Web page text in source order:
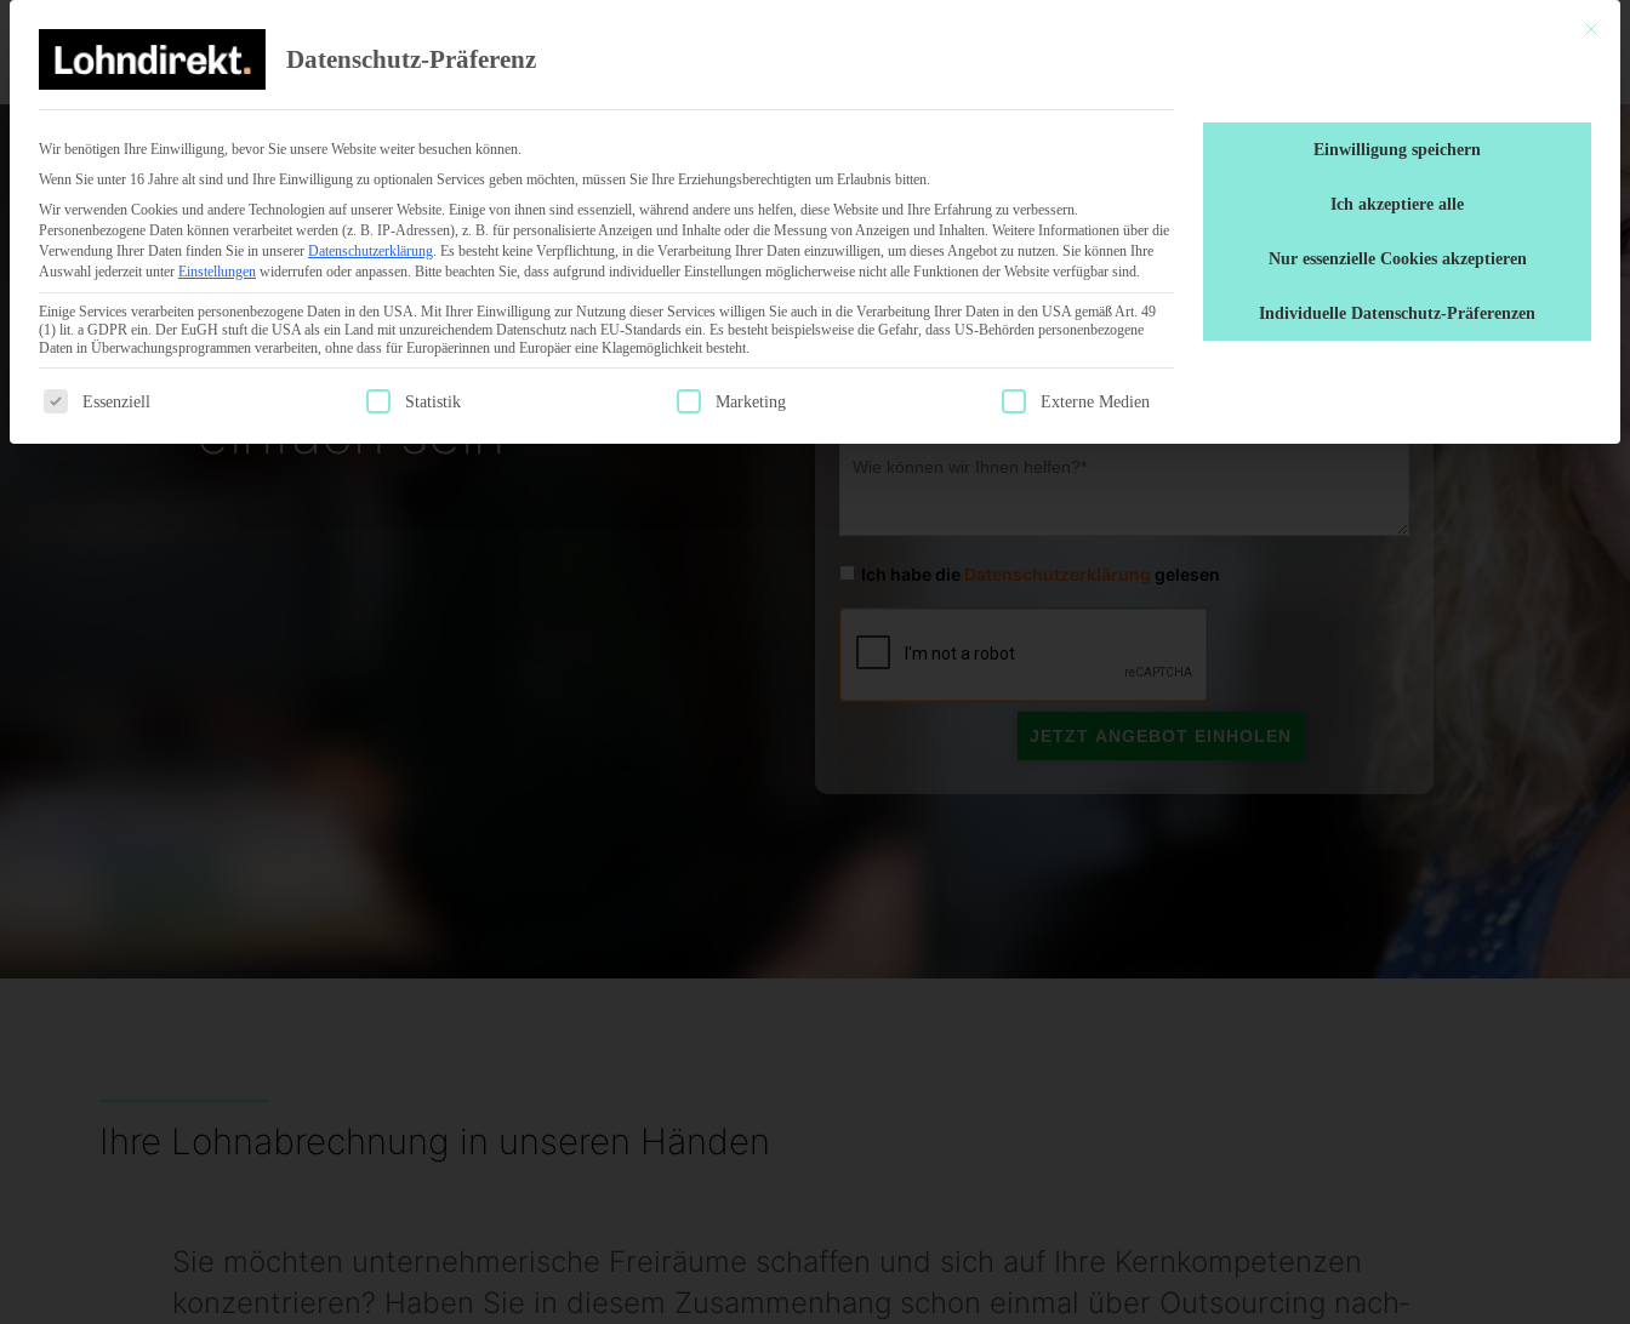
LOHN­AB­RECHNUNG – WIE GEHT´S EXTERN?
Lohn­buch­haltung out­
sourcen kann so
einfach sein
ANGEBOT ANFORDERN
Ich habe die Datenschutzerklärung gelesen
Ihre Lohn­ab­rechnung in unseren Händen
Sie möchten unter­nehmer­ische Frei­räume schaffen und sich auf Ihre Kern­kompetenzen
konzen­trieren? Haben Sie in diesem Zusammen­hang schon einmal über Out­sourcing nach­
Mit
Datenschutz-Präferenz
Wir benötigen Ihre Einwilligung, bevor Sie unsere Website weiter besuchen können.
Wenn Sie unter 16 Jahre alt sind und Ihre Einwilligung zu optionalen Services geben möchten, müssen Sie Ihre Erziehungsberechtigten um Erlaubnis bitten.
Wir verwenden Cookies und andere Technologien auf unserer Website. Einige von ihnen sind essenziell, während andere uns helfen, diese Website und Ihre Erfahrung zu verbessern.
Personenbezogene Daten können verarbeitet werden (z. B. IP-Adressen), z. B. für personalisierte Anzeigen und Inhalte oder die Messung von Anzeigen und Inhalten. Weitere Informationen über die
Verwendung Ihrer Daten finden Sie in unserer Datenschutzerklärung. Es besteht keine Verpflichtung, in die Verarbeitung Ihrer Daten einzuwilligen, um dieses Angebot zu nutzen. Sie können Ihre
Auswahl jederzeit unter Einstellungen widerrufen oder anpassen. Bitte beachten Sie, dass aufgrund individueller Einstellungen möglicherweise nicht alle Funktionen der Website verfügbar sind.
Einige Services verarbeiten personenbezogene Daten in den USA. Mit Ihrer Einwilligung zur Nutzung dieser Services willigen Sie auch in die Verarbeitung Ihrer Daten in den USA gemäß Art. 49
(1) lit. a GDPR ein. Der EuGH stuft die USA als ein Land mit unzureichendem Datenschutz nach EU-Standards ein. Es besteht beispielsweise die Gefahr, dass US-Behörden personenbezogene
Daten in Überwachungsprogrammen verarbeiten, ohne dass für Europäerinnen und Europäer eine Klagemöglichkeit besteht.
Es folgt eine Liste der Service-Gruppen, für die eine Einwilligung erteilt werden kann. Die erste Service-Gruppe ist essenziell und kann nicht abgewählt werden.
Essenziell Statistik Marketing Externe Medien
Einwilligung speichern
Ich akzeptiere alle
Nur essenzielle Cookies akzeptieren
Individuelle Datenschutz-Präferenzen